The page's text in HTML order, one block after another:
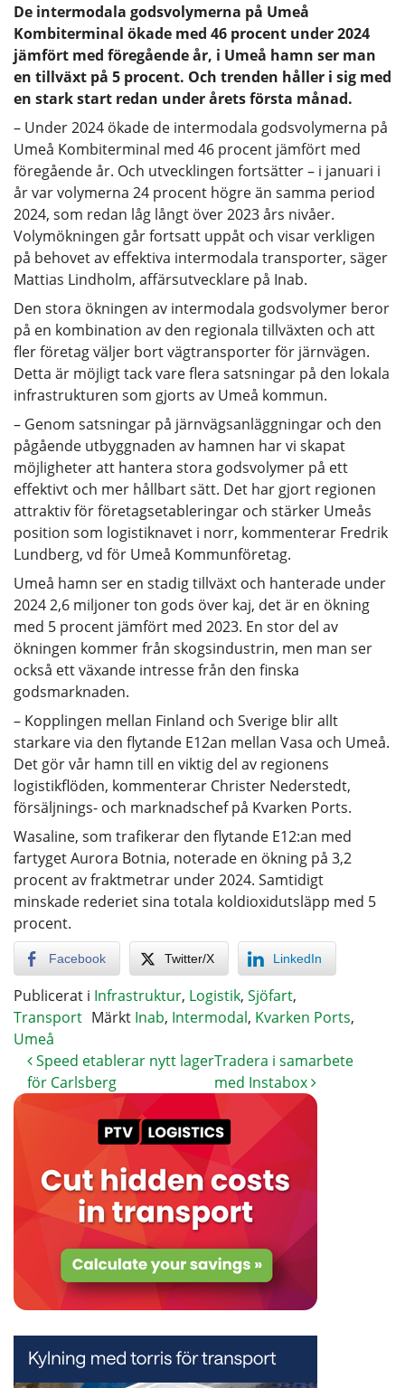
De intermodala godsvolymerna på Umeå
Kombiterminal ökade med 46 procent under 2024
jämfört med föregående år, i Umeå hamn ser man
en tillväxt på 5 procent. Och trenden håller i sig med
en stark start redan under årets första månad.
– Under 2024 ökade de intermodala godsvolymerna på
Umeå Kombiterminal med 46 procent jämfört med
föregående år. Och utvecklingen fortsätter – i januari i
år var volymerna 24 procent högre än samma period
2024, som redan låg långt över 2023 års nivåer.
Volymökningen går fortsatt uppåt och visar verkligen
på behovet av effektiva intermodala transporter, säger
Mattias Lindholm, affärsutvecklare på Inab.
Den stora ökningen av intermodala godsvolymer beror
på en kombination av den regionala tillväxten och att
fler företag väljer bort vägtransporter för järnvägen.
Detta är möjligt tack vare flera satsningar på den lokala
infrastrukturen som gjorts av Umeå kommun.
– Genom satsningar på järnvägsanläggningar och den
pågående utbyggnaden av hamnen har vi skapat
möjligheter att hantera stora godsvolymer på ett
effektivt och mer hållbart sätt. Det har gjort regionen
attraktiv för företagsetableringar och stärker Umeås
position som logistiknavet i norr, kommenterar Fredrik
Lundberg, vd för Umeå Kommunföretag.
Umeå hamn ser en stadig tillväxt och hanterade under
2024 2,6 miljoner ton gods över kaj, det är en ökning
med 5 procent jämfört med 2023. En stor del av
ökningen kommer från skogsindustrin, men man ser
också ett växande intresse från den finska
godsmarknaden.
– Kopplingen mellan Finland och Sverige blir allt
starkare via den flytande E12an mellan Vasa och Umeå.
Det gör vår hamn till en viktig del av regionens
logistikflöden, kommenterar Christer Nederstedt,
försäljnings- och marknadschef på Kvarken Ports.
Wasaline, som trafikerar den flytande E12:an med
fartyget Aurora Botnia, noterade en ökning på 3,2
procent av fraktmetrar under 2024. Samtidigt
minskade rederiet sina totala koldioxidutsläpp med 5
procent.
Facebook Twitter/X LinkedIn
Publicerat i Infrastruktur, Logistik, Sjöfart,
Transport Märkt Inab, Intermodal, Kvarken Ports,
Umeå
Speed etablerar nytt lager
för Carlsberg
Tradera i samarbete
med Instabox